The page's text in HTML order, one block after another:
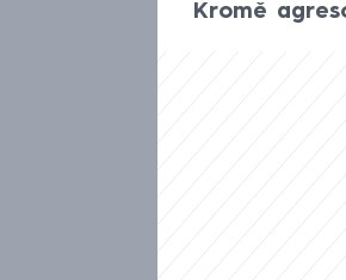
Kromě